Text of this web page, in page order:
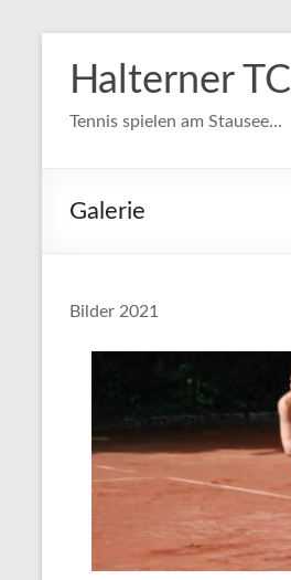
Inhalt
springenHalterner TC
Tennis spielen am Stausee…
Galerie
Bilder 2021